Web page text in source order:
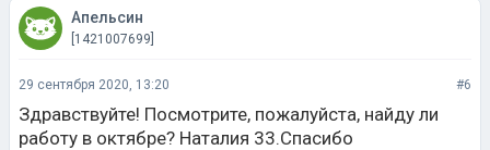
Апельсин
[1421007699]
29 сентября 2020, 13:20 #6
Здравствуйте! Посмотрите, пожалуйста, найду ли
работу в октябре? Наталия 33.Спасибо